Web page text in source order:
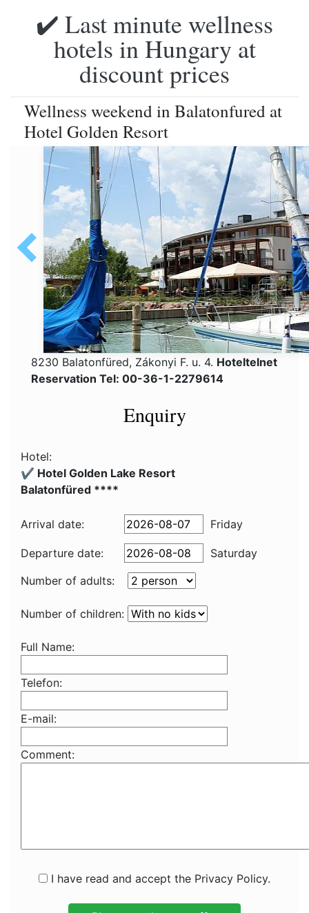
✔️ Last minute wellness
hotels in Hungary at
discount prices
Wellness weekend in Balatonfured at
Hotel Golden Resort
8230 Balatonfüred, Zákonyi F. u. 4. Hoteltelnet
Reservation Tel: 00-36-1-2279614
Enquiry
Hotel:
✔️ Hotel Golden Lake Resort
Balatonfüred ****
Arrival date: Friday
Departure date:
Saturday
Number of adults:
Number of children:
Full Name:
Telefon:
E-mail:
Comment:
I have read and accept the Privacy Policy.